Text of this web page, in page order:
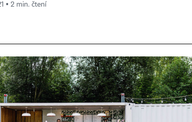
▪ 2 min. čtení